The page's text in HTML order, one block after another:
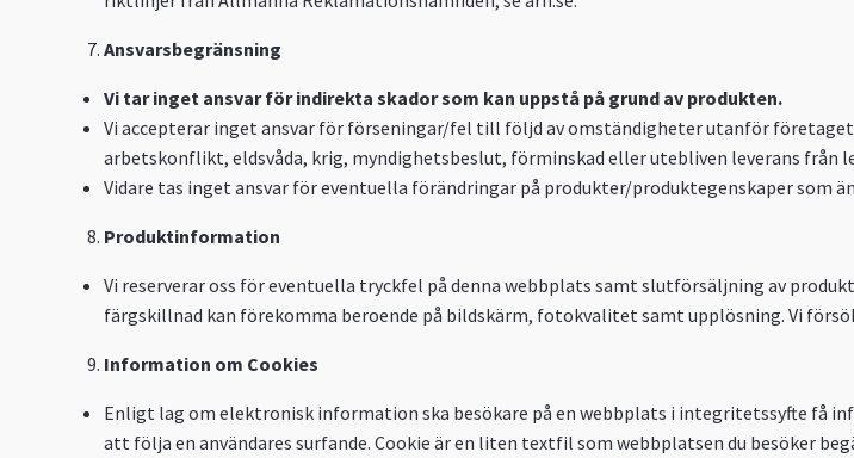
Ansvarsbegränsning
Vi tar inget ansvar för indirekta skador som kan uppstå på grund av produkten.
Vi accepterar inget ansvar för förseningar/fel till följd av omständigheter utanför
arbetskonflikt, eldsvåda, krig, myndighetsbeslut, förminskad eller utebliven leverans från
Vidare tas inget ansvar för eventuella förändringar på produkter/produktegenskaper som
Produktinformation
Vi reserverar oss för eventuella tryckfel på denna webbplats samt slutförsäljning av
färgskillnad kan förekomma beroende på bildskärm, fotokvalitet samt upplösning. Vi
Information om Cookies
Enligt lag om elektronisk information ska besökare på en webbplats i integritetssyfte få
att följa en användares surfande. Cookie är en liten textfil som webbplatsen du besöker